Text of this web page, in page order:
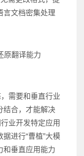
言文档密集处理
原翻译能力
需要和垂直行业
结合，才能解决
业开发特定应用
进行“曹植”大模
和垂直应用能力